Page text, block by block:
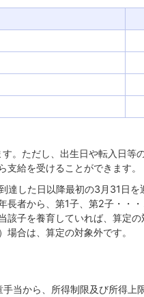
。ただし、出生日や転入日等
給を受けることができます。
達した日以降最初の3月31日
長者から、第1子、第2子・・
子を養育していれば、算定
場合は、算定の対象外です。
当から、所得制限及び所得上